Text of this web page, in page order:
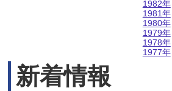
1982年
1981年
1980年
1979年
1978年
1977年
新着情報